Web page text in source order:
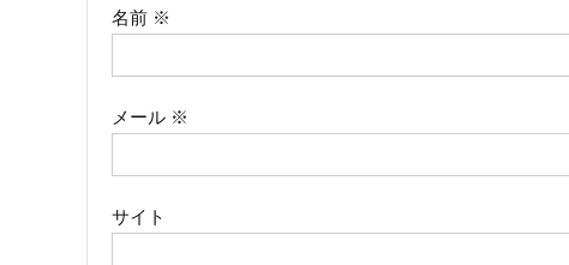
名前 ※
メール ※
サイト